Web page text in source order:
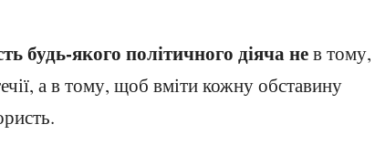
будь-якого політичного діяча нев тому,
а в тому, щоб вміти кожну обставину